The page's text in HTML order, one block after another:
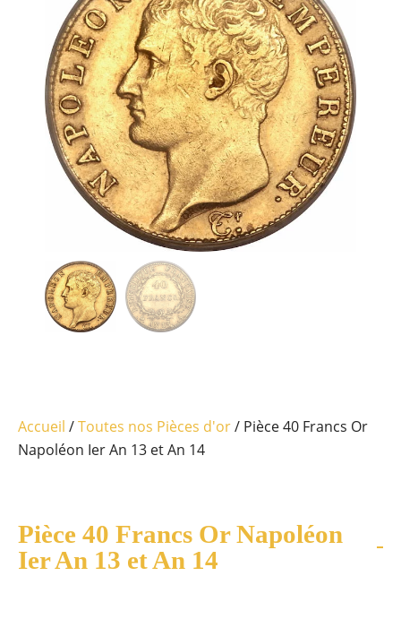
Accueil /Toutes nos Pièces d'or/ Pièce 40 Francs Or
Napoléon Ier An 13 et An 14
Pièce 40 Francs Or Napoléon
Ier An 13 et An 14